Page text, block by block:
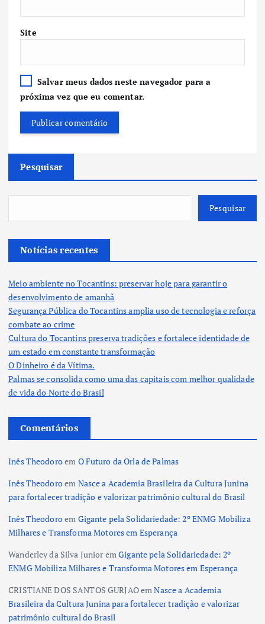
Site
Salvar meus dados neste navegador para a
próxima vez que eu comentar.
Pesquisar
Pesquisar
Notícias recentes
Meio ambiente no Tocantins: preservar hoje para garantir o
desenvolvimento de amanhã
Segurança Pública do Tocantins amplia uso de tecnologia e reforça
combate ao crime
Cultura do Tocantins preserva tradições e fortalece identidade de
um estado em constante transformação
O Dinheiro é da Vítima.
Palmas se consolida como uma das capitais com melhor qualidade
de vida do Norte do Brasil
Comentários
Inês Theodoroem O Futuro da Orla de Palmas
Inês Theodoroem Nasce a Academia Brasileira da Cultura Junina
para fortalecer tradição e valorizar patrimônio cultural do Brasil
Inês Theodoroem Gigante pela Solidariedade: 2º ENMG Mobiliza
Milhares e Transforma Motores em Esperança
Wanderley da Silva JunioremGigante pela Solidariedade: 2º
ENMG Mobiliza Milhares e Transforma Motores em Esperança
CRISTIANE DOS SANTOS GURJAOemNasce a Academia
Brasileira da Cultura Junina para fortalecer tradição e valorizar
patrimônio cultural do Brasil